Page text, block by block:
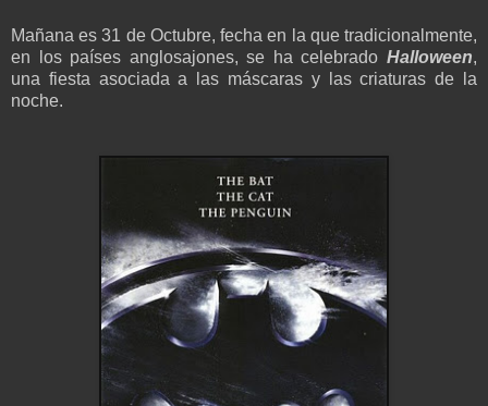
Mañana es 31 de Octubre, fecha en la que tradicionalmente,
en los países anglosajones, se ha celebrado Halloween,
una fiesta asociada a las máscaras y las criaturas de la
noche.